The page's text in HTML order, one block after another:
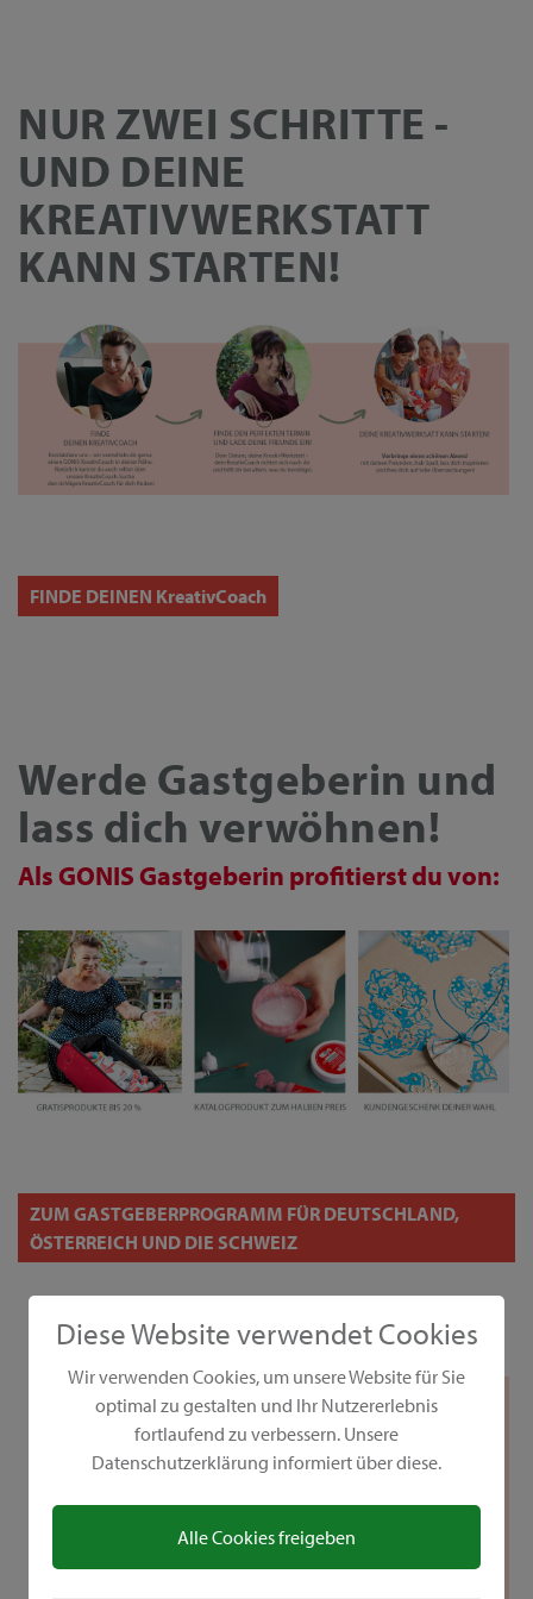
Diese Website verwendet Cookies
Wir verwenden Cookies, um unsere Website für Sie
optimal zu gestalten und Ihr Nutzererlebnis
fortlaufend zu verbessern. Unsere
Datenschutzerklärung informiert über diese.
Alle Cookies freigeben
NUR ZWEI SCHRITTE -
UND DEINE
KREATIVWERKSTATT
KANN STARTEN!
FINDE DEINEN KreativCoach
Werde Gastgeberin und
lass dich verwöhnen!
Als GONIS Gastgeberin profitierst du von:
ZUM GASTGEBERPROGRAMM FÜR DEUTSCHLAND,
ÖSTERREICH UND DIE SCHWEIZ